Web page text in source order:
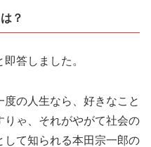
？
答しました。
の人生なら、好きなこと
りゃ、それがやがて社会の
て知られる本田宗一郎の